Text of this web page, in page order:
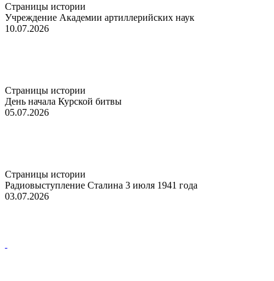
Страницы истории
Учреждение Академии артиллерийских наук
10.07.2026
Страницы истории
День начала Курской битвы
05.07.2026
Страницы истории
Радиовыступление Сталина 3 июля 1941 года
03.07.2026